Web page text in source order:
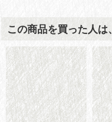
この商品を買った人